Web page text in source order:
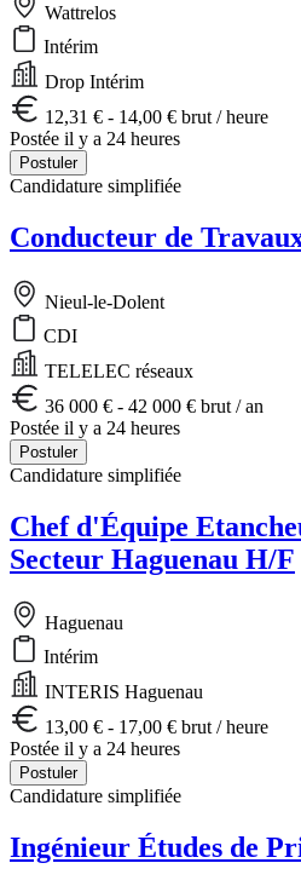
Wattrelos
Intérim
Drop Intérim
12,31 € - 14,00 € brut / heure
Postée il y a 24 heures
Postuler
Candidature simplifiée
Conducteur de
Nieul-le-Dolent
CDI
TELELEC réseaux
36 000 € - 42 000 € brut / an
Postée il y a 24 heures
Postuler
Candidature simplifiée
Chef d'Équipe
Secteur Haguenau H/F
Haguenau
Intérim
INTERIS Haguenau
13,00 € - 17,00 € brut / heure
Postée il y a 24 heures
Postuler
Candidature simplifiée
Ingénieur Études de